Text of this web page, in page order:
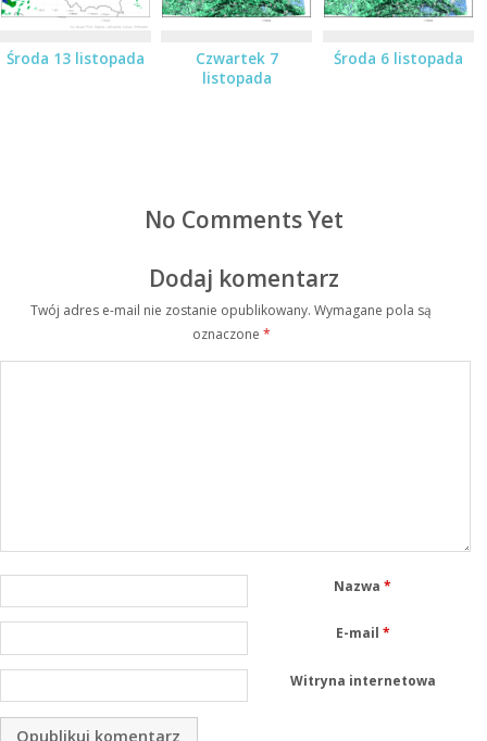
Środa 13 listopada
Czwartek 7
listopada
Środa 6 listopada
No Comments Yet
Dodaj komentarz
Twój adres e-mail nie zostanie opublikowany. Wymagane pola są
oznaczone *
Nazwa*
E-mail *
Witryna internetowa